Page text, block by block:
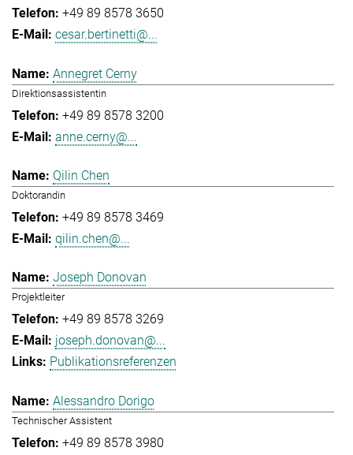
+49 89 8578 3650
cesar.bertinetti@...
Annegret Cerny
Direktionsassistentin
+49 89 8578 3200
anne.cerny@...
Qilin Chen
Doktorandin
+49 89 8578 3469
qilin.chen@...
Joseph Donovan
Projektleiter
+49 89 8578 3269
joseph.donovan@...
Publikationsreferenzen
Alessandro Dorigo
Technischer Assistent
+49 89 8578 3980